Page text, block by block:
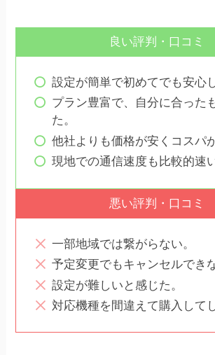
良い評判・口コミ
設定が簡単で初めてでも安心
プラン豊富で、自分に合った
た。
他社よりも価格が安くコスパ
現地での通信速度も比較的速い
悪い評判・口コミ
一部地域では繋がらない。
予定変更でもキャンセルでき
設定が難しいと感じた。
対応機種を間違えて購入して